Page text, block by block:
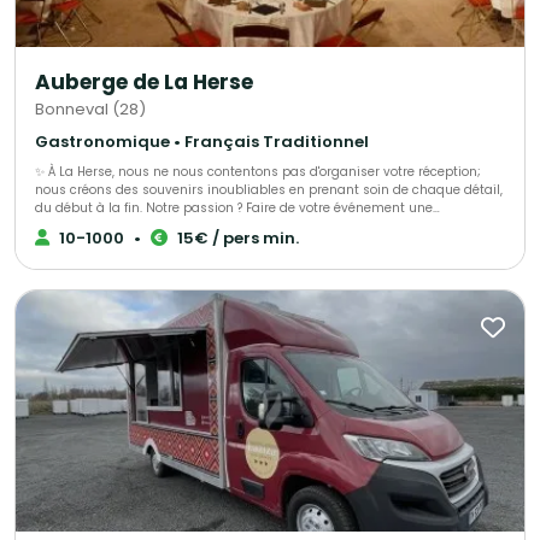
Auberge de La Herse
Bonneval (28)
Gastronomique • Français Traditionnel
✨ À La Herse, nous ne nous contentons pas d'organiser votre réception;
nous créons des souvenirs inoubliables en prenant soin de chaque détail,
du début à la fin. Notre passion ? Faire de votre événement une
célébration époustouflante qui restera gravée dans les mémoires ! 🌟 L'
Atelier Traiteur, votre expert dédié en organisation d'événements depuis
transformer vos rêves en réalité, avec une touche de magie à chaque
10-1000 • 15€ / pers min.